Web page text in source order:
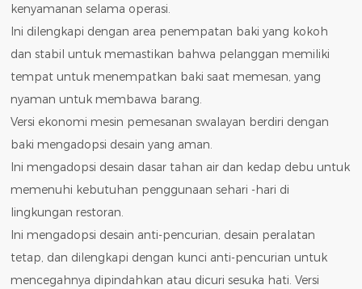
kenyamanan selama operasi.
Ini dilengkapi dengan area penempatan baki yang kokoh
dan stabil untuk memastikan bahwa pelanggan memiliki
tempat untuk menempatkan baki saat memesan, yang
nyaman untuk membawa barang.
Versi ekonomi mesin pemesanan swalayan berdiri dengan
baki mengadopsi desain yang aman.
Ini mengadopsi desain dasar tahan air dan kedap debu untuk
memenuhi kebutuhan penggunaan sehari -hari di
lingkungan restoran.
Ini mengadopsi desain anti-pencurian, desain peralatan
tetap, dan dilengkapi dengan kunci anti-pencurian untuk
mencegahnya dipindahkan atau dicuri sesuka hati. Versi